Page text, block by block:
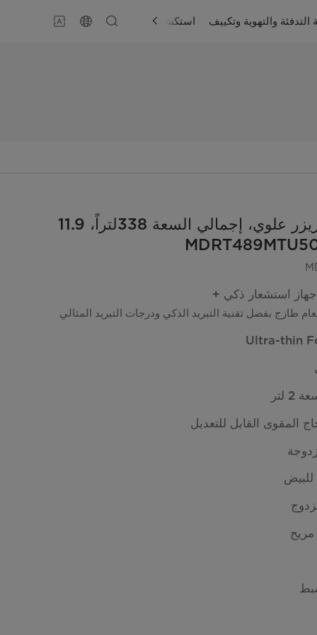
التدفئة والتهوية وتكييف استكشاف الدعم
ثلاجة ذات فريزر علوي، إجمالي السعة 338لتراً، 11.9
استشعار ذكي +
طازج بفضل تقنية التبريد الذكي ودرجات التبريد المثالي
المقوى القابل للتعديل